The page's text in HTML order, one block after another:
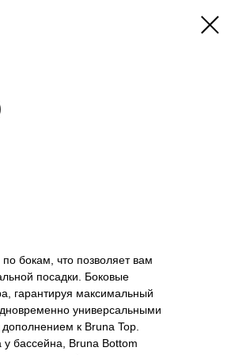
бокам, что позволяет вам
посадки. Боковые
гарантируя максимальный
универсальными
к Bruna Top.
бассейна, Bruna Bottom